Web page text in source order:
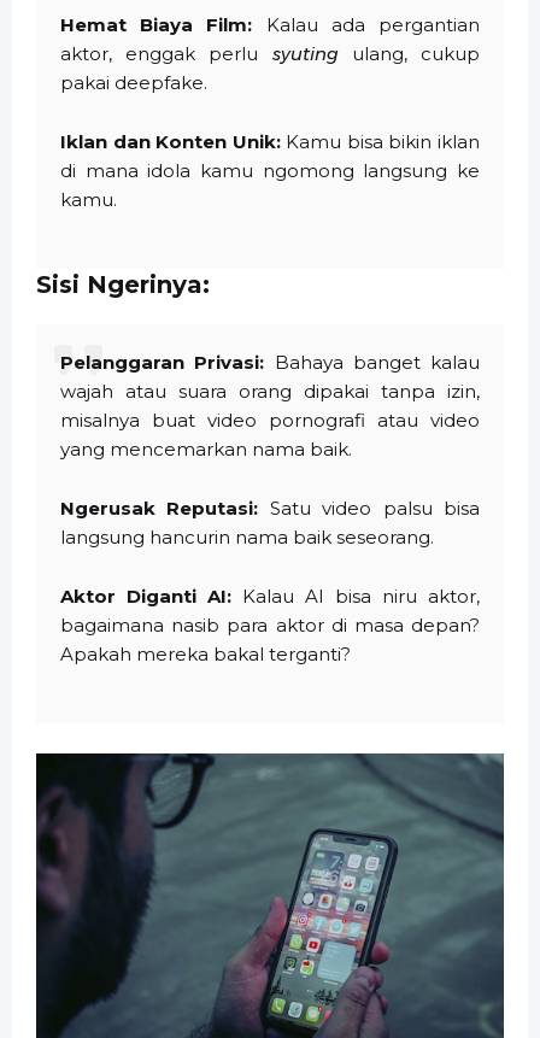
Hemat Biaya Film: Kalau ada pergantian
aktor, enggak perlu syuting ulang, cukup
pakai deepfake.
Iklan dan Konten Unik:Kamu bisa bikin iklan
di mana idola kamu ngomong langsung ke
kamu.
Sisi Ngerinya:
Pelanggaran Privasi: Bahaya banget kalau
wajah atau suara orang dipakai tanpa izin,
misalnya buat video pornografi atau video
yang mencemarkan nama baik.
Ngerusak Reputasi: Satu video palsu bisa
langsung hancurin nama baik seseorang.
Aktor Diganti AI: Kalau AI bisa niru aktor,
bagaimana nasib para aktor di masa depan?
Apakah mereka bakal terganti?